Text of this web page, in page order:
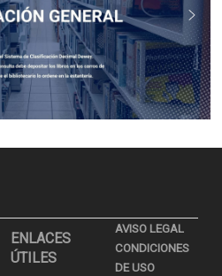
ENLACES
ÚTILES
AVISO LEGAL
CONDICIONES
DE USO